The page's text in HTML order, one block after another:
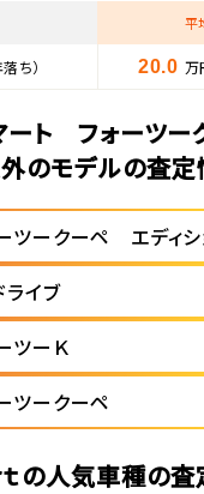
平
ち） 20.0 万
マート フォーツ
のモデルの査
ツークーペ エディシ
ライブ
ツーＫ
ツークーペ
ｔの人気車種の